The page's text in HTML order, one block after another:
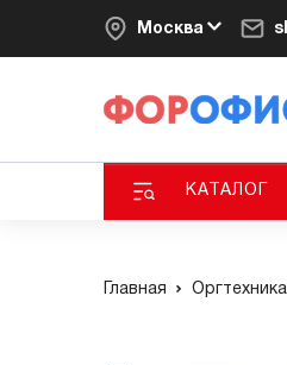
Москва
КАТАЛОГ
Главная